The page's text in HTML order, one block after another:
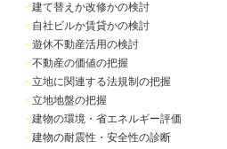
・ 建て替えか改修かの検討
・ 自社ビルか賃貸かの検討
・ 遊休不動産活用の検討
・ 不動産の価値の把握
・ 立地に関連する法規制の把握
・ 立地地盤の把握
・ 建物の環境・省エネルギー評価
・ 建物の耐震性・安全性の診断